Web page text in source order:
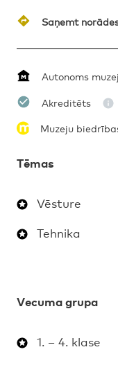
Saņemt
Autonoms
Akreditēts
Muzeju
Tēmas
Vēsture
Tehnika
Vecuma grupa
1. – 4. klase